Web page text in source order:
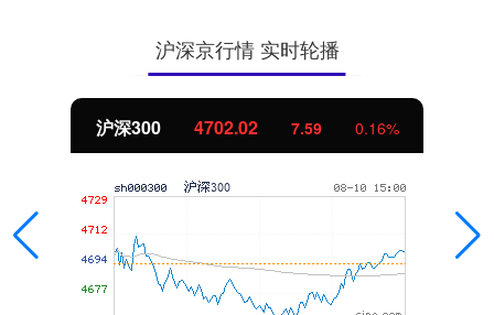
沪深京行情 实时轮播
北证50 1122.88 -11.37 -1.00%